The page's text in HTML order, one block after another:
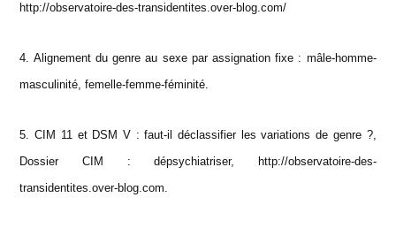
http://observatoire-des-transidentites.over-blog.com/
4. Alignement du genre au sexe par assignation fixe : mâle-homme-
masculinité, femelle-femme-féminité.
5. CIM 11 et DSM V : faut-il déclassifier les variations de genre ?,
Dossier CIM : dépsychiatriser, http://observatoire-des-
transidentites.over-blog.com.